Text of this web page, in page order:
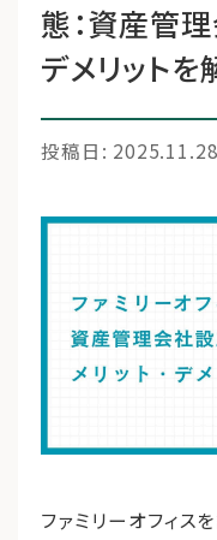
利用者の声
無料ご相談
ファミリーオフ
メールマガジン
よくある質問
態：資産管
デメリットを
投稿日: 2025.11.28
ファミリーオフィス